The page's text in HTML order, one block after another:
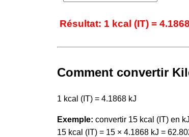
Résultat: 1 kcal (IT) =
Comment convertir
1 kcal (IT) = 4.1868 kJ
Exemple: convertir 15 kcal (IT) en
15 kcal (IT) = 15 × 4.1868 kJ =